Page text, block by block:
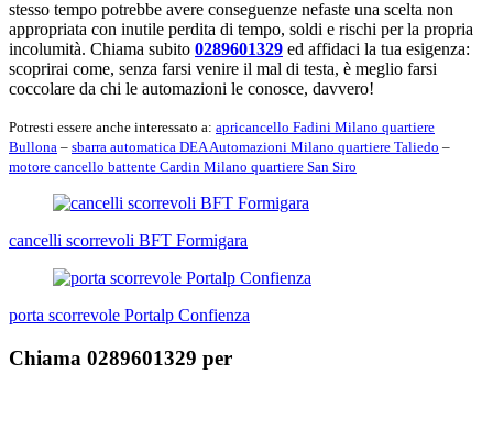
stesso tempo potrebbe avere conseguenze nefaste una scelta non
appropriata con inutile perdita di tempo, soldi e rischi per la propria
incolumità. Chiama subito 0289601329 ed affidaci la tua esigenza:
scoprirai come, senza farsi venire il mal di testa, è meglio farsi
coccolare da chi le automazioni le conosce, davvero!
Potresti essere anche interessato a: apricancello Fadini Milano quartiere
Bullona – sbarra automatica DEA Automazioni Milano quartiere Taliedo –
motore cancello battente Cardin Milano quartiere San Siro
Navigazione
articoli
cancelli scorrevoli BFT Formigara
porta scorrevole Portalp Confienza
Chiama 0289601329 per